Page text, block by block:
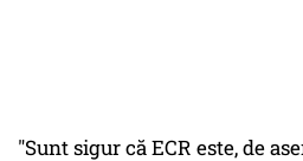
"Sunt sigur că ECR este, de